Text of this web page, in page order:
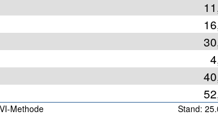
Methode Stand: